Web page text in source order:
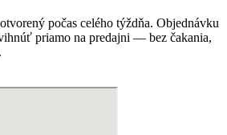
počas celého týždňa. Objednávku
priamo na predajni — bez čakania,